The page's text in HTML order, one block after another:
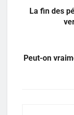
La fin des
Peut-on